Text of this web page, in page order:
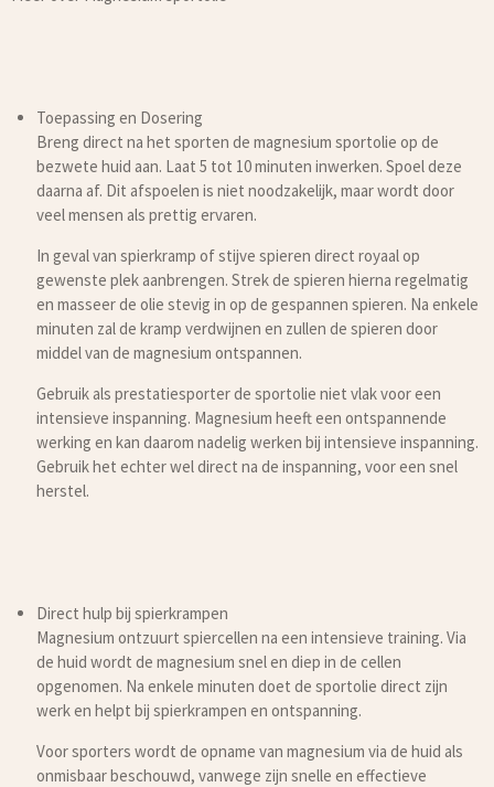
Toepassing en Dosering
Breng direct na het sporten de magnesium sportolie op de
bezwete huid aan. Laat 5 tot 10 minuten inwerken. Spoel deze
daarna af. Dit afspoelen is niet noodzakelijk, maar wordt door
veel mensen als prettig ervaren.
In geval van spierkramp of stijve spieren direct royaal op
gewenste plek aanbrengen. Strek de spieren hierna regelmatig
en masseer de olie stevig in op de gespannen spieren. Na enkele
minuten zal de kramp verdwijnen en zullen de spieren door
middel van de magnesium ontspannen.
Gebruik als prestatiesporter de sportolie niet vlak voor een
intensieve inspanning. Magnesium heeft een ontspannende
werking en kan daarom nadelig werken bij intensieve inspanning.
Gebruik het echter wel direct na de inspanning, voor een snel
herstel.
Direct hulp bij spierkrampen
Magnesium ontzuurt spiercellen na een intensieve training. Via
de huid wordt de magnesium snel en diep in de cellen
opgenomen. Na enkele minuten doet de sportolie direct zijn
werk en helpt bij spierkrampen en ontspanning.
Voor sporters wordt de opname van magnesium via de huid als
onmisbaar beschouwd, vanwege zijn snelle en effectieve